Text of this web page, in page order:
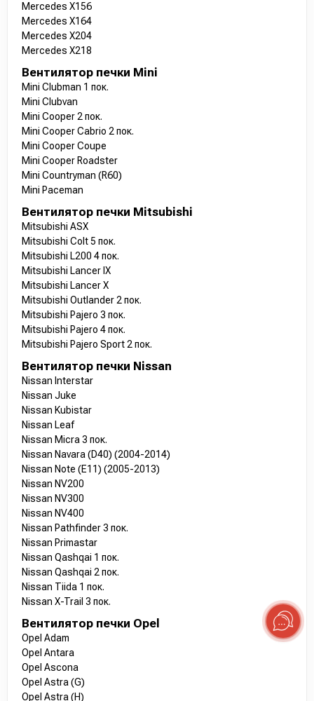
Mercedes X156
Mercedes X164
Mercedes X204
Mercedes X218
Вентилятор печки Mini
Mini Clubman 1 пок.
Mini Clubvan
Mini Cooper 2 пок.
Mini Cooper Cabrio 2 пок.
Mini Cooper Coupe
Mini Cooper Roadster
Mini Countryman (R60)
Mini Paceman
Вентилятор печки Mitsubishi
Mitsubishi ASX
Mitsubishi Colt 5 пок.
Mitsubishi L200 4 пок.
Mitsubishi Lancer IX
Mitsubishi Lancer X
Mitsubishi Outlander 2 пок.
Mitsubishi Pajero 3 пок.
Mitsubishi Pajero 4 пок.
Mitsubishi Pajero Sport 2 пок.
Вентилятор печки Nissan
Nissan Interstar
Nissan Juke
Nissan Kubistar
Nissan Leaf
Nissan Micra 3 пок.
Nissan Navara (D40) (2004-2014)
Nissan Note (E11) (2005-2013)
Nissan NV200
Nissan NV300
Nissan NV400
Nissan Pathfinder 3 пок.
Nissan Primastar
Nissan Qashqai 1 пок.
Nissan Qashqai 2 пок.
Nissan Tiida 1 пок.
Nissan X-Trail 3 пок.
Вентилятор печки Opel
Opel Adam
Opel Antara
Opel Ascona
Opel Astra (G)
Opel Astra (H)